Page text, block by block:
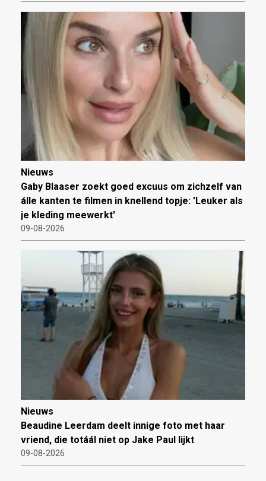
Nieuws
Gaby Blaaser zoekt goed excuus om zichzelf van
álle kanten te filmen in knellend topje: 'Leuker als
je kleding meewerkt'
09-08-2026
Nieuws
Beaudine Leerdam deelt innige foto met haar
vriend, die totáál niet op Jake Paul lijkt
09-08-2026